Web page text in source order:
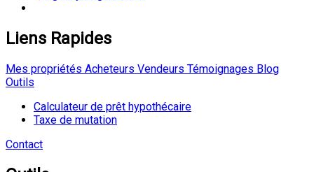
Liens Rapides
Mes propriétés Acheteurs Vendeurs Témoignages Blog
Outils
Calculateur de prêt hypothécaire
Taxe de mutation
Contact